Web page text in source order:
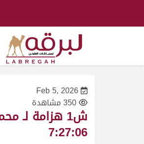
Feb 5, 2026
350 مشاهدة
7:27:06